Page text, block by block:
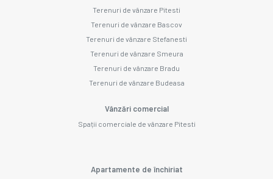
Terenuri de vânzare Pitesti
Terenuri de vânzare Bascov
Terenuri de vânzare Stefanesti
Terenuri de vânzare Smeura
Terenuri de vânzare Bradu
Terenuri de vânzare Budeasa
Vânzări comercial
Spații comerciale de vânzare Pitesti
Apartamente de închiriat